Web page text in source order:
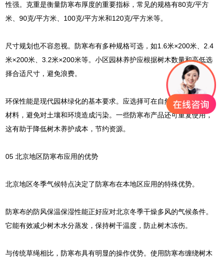
性强。克重是衡量防寒布厚度的重要指标，常见的规格有80克/平方
米、90克/平方米、100克/平方米和120克/平方米等。
尺寸规划也不容忽视。防寒布有多种规格可选，如1.6米×200米、2.4
米×200米、3.2米×200米等。小区园林养护应根据树木数量和高低选
择合适尺寸，避免浪费。
环保性能是现代园林绿化的基本要求。应选择可在自然环境下分解的
材料，避免对土壤和环境造成污染。一些防寒布产品还可重复使用，
这有助于降低树木养护成本，节约资源。
05 北京地区防寒布应用的优势
北京地区冬季气候特点决定了防寒布在本地区应用的特殊优势。
防寒布的防风保温保湿性能正好应对北京冬季干燥多风的气候条件。
它能有效减少树木水分蒸发，保持树干温度，防止树木冻伤。
与传统草绳相比，防寒布具有明显的操作优势。使用防寒布缠绕树木